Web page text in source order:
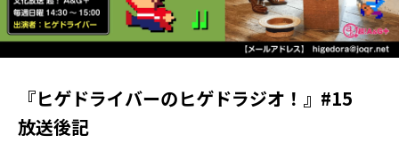
『ヒゲドライバーのヒゲドラジオ！』#15
放送後記